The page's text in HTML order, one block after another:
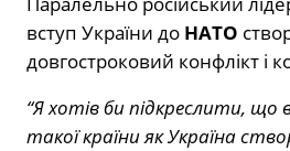
вступ України до НАТО
довгостроковий конфлікт і
“Я хотів би підкреслити,
такої країни як Україна